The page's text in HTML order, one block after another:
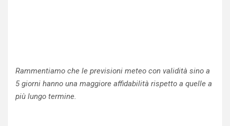
Rammentiamo che le previsioni meteo con validità sino a
5 giorni hanno una maggiore affidabilità rispetto a quelle a
più lungo termine.